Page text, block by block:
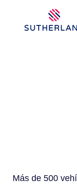
Más de 500